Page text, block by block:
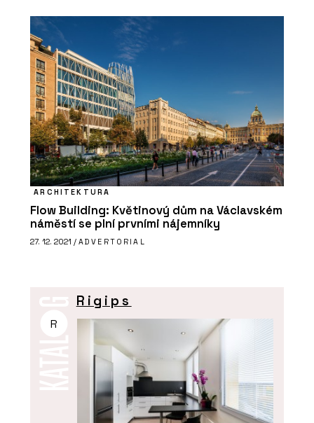
ARCHITEKTURA
Flow Building: Květinový dům na Václavském
náměstí se plní prvními nájemníky
27. 12. 2021 / ADVERTORIAL
R
Rigips